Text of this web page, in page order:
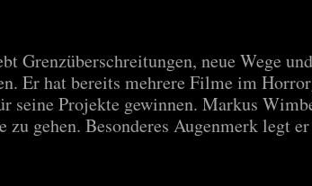
Grenzüberschreitungen, neue Wege
Er hat bereits mehrere Filme im
Projekte gewinnen. Markus
zu gehen. Besonderes Augenmerk legt